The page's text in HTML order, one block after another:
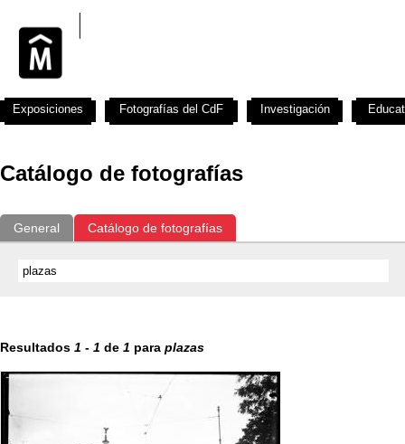
Catálogo de fotografías
General Catálogo de fotografías
Resultados 1 - 1 de 1 para plazas
Exposiciones Fotografías del CdF Investigación